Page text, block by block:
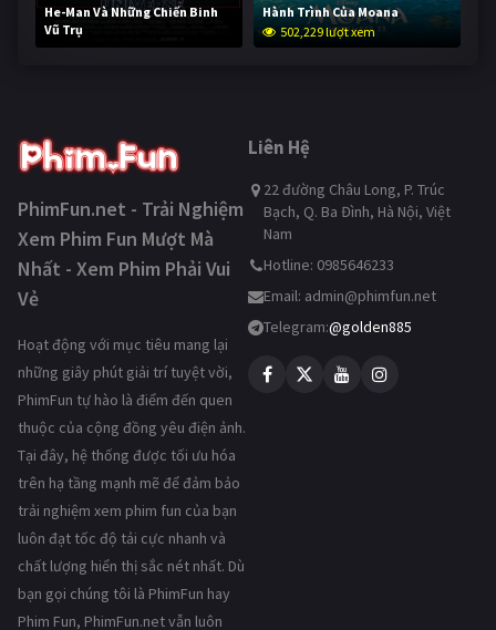
He-Man Và Những Chiến Binh
Vũ Trụ
252,044 lượt xem
Hành Trình Của Moana
502,229 lượt xem
PhimFun.net - Trải Nghiệm
Xem Phim Fun Mượt Mà
Nhất - Xem Phim Phải Vui
Vẻ
Hoạt động với mục tiêu mang lại
những giây phút giải trí tuyệt vời,
PhimFun tự hào là điểm đến quen
thuộc của cộng đồng yêu điện ảnh.
Tại đây, hệ thống được tối ưu hóa
trên hạ tầng mạnh mẽ để đảm bảo
trải nghiệm xem phim fun của bạn
luôn đạt tốc độ tải cực nhanh và
chất lượng hiển thị sắc nét nhất. Dù
bạn gọi chúng tôi là PhimFun hay
Phim Fun, PhimFun.net vẫn luôn
Liên Hệ
22 đường Châu Long, P. Trúc
Bạch, Q. Ba Đình, Hà Nội, Việt
Nam
Hotline: 0985646233
Email: admin@phimfun.net
Telegram:@golden885